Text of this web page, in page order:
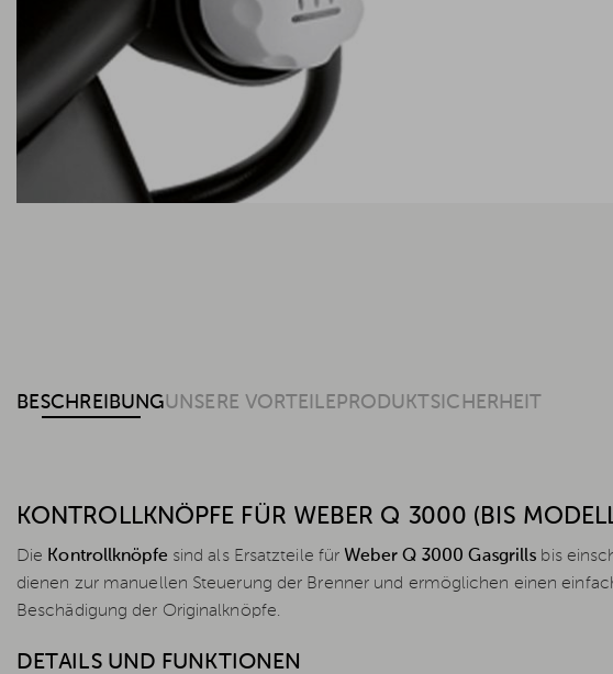
BESCHREIBUNGUNSERE VORTEILE PRODUKTSICHERHEIT
KONTROLLKNÖPFE FÜR WEBER Q 3000 (BIS
Die Kontrollknöpfe sind als Ersatzteile für Weber Q 3000 Gasgrills bis
dienen zur manuellen Steuerung der Brenner und ermöglichen einen
Beschädigung der Originalknöpfe.
DETAILS UND FUNKTIONEN